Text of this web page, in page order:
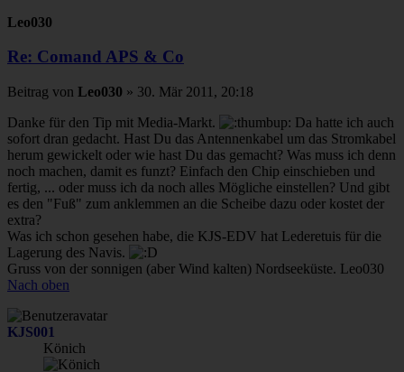
Leo030
Re: Comand APS & Co
Beitrag von Leo030 » 30. Mär 2011, 20:18
Danke für den Tip mit Media-Markt.
Da hatte ich auch
sofort dran gedacht. Hast Du das Antennenkabel um das Stromkabel
herum gewickelt oder wie hast Du das gemacht? Was muss ich denn
noch machen, damit es funzt? Einfach den Chip einschieben und
fertig, ... oder muss ich da noch alles Mögliche einstellen? Und gibt
es den "Fuß" zum anklemmen an die Scheibe dazu oder kostet der
extra?
Was ich schon gesehen habe, die KJS-EDV hat Lederetuis für die
Lagerung des Navis.
Gruss von der sonnigen (aber Wind kalten) Nordseeküste. Leo030
Nach oben
KJS001
Könich